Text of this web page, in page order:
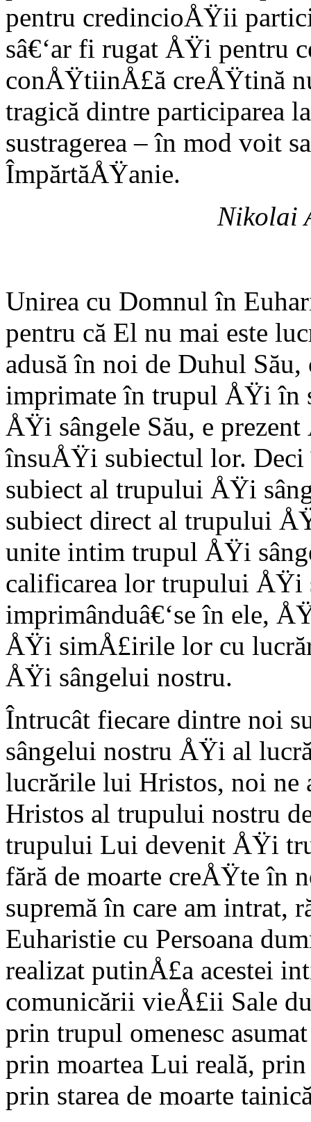
pentru credincioÅŸii
sâ€‘ar fi rugat ÅŸi pentru
conÅŸtiinÅ£ă creÅŸtină
tragică dintre participarea
sustragerea – în mod voit
ÎmpărtăÅŸanie.
Nikolai
Unirea cu Domnul în
pentru că El nu mai este
adusă în noi de Duhul
imprimate în trupul ÅŸi în
ÅŸi sângele Său, e
însuÅŸi subiectul lor.
subiect al trupului ÅŸi
subiect direct al trupului
unite intim trupul ÅŸi
calificarea lor trupului ÅŸi
imprimânduâ€‘se în ele,
ÅŸi simÅ£irile lor cu
ÅŸi sângelui nostru.
Întrucât fiecare dintre noi
sângelui nostru ÅŸi al
lucrările lui Hristos, noi ne
Hristos al trupului nostru
trupului Lui devenit ÅŸi
fără de moarte creÅŸte în
supremă în care am intrat,
Euharistie cu Persoana
realizat putinÅ£a acestei
comunicării vieÅ£ii Sale
prin trupul omenesc
prin moartea Lui reală,
prin starea de moarte